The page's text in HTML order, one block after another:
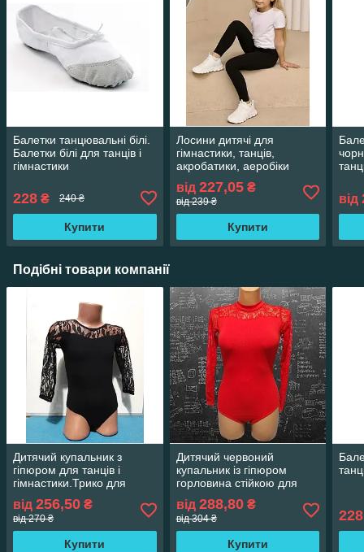
Балетки танцювальні білі.
Балетки білі для танців і
гімнастики
228 ₴ 240 ₴
Купити
Лосини дитячі для
гімнастики, танців,
акробатики, аеробіки
від 227,05₴
від 239 ₴
Купити
від
Подібні товари компанії
Дитячий купальник з
гіпюром для танців і
гімнастики.Трико для
гімнастики. Одяг для
гімнастики і хореографії
від 256,50 ₴
від 270 ₴
Купити
Дитячий червоний
купальник із гіпюром
горловина стійкою для
танців і художньої
гімнастики
від 288,80₴
від 304 ₴
Купити
228